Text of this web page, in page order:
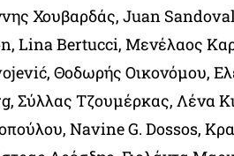
Χουβαρδάς, Juan
Lina Bertucci, Μενέλαος
Θοδωρής Οικονόμου,
Σύλλας Τζουμέρκας, Λένα
Navine G. Dossos,